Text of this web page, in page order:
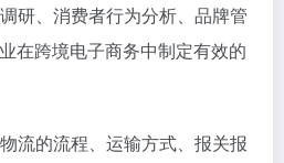
研、消费者行为分析、品牌管
在跨境电子商务中制定有效的
流的流程、运输方式、报关报